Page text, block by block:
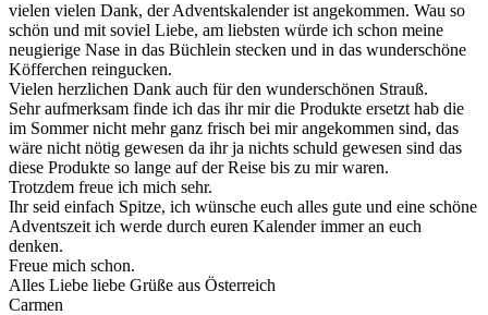
vielen vielen Dank, der Adventskalender ist angekommen. Wau so
schön und mit soviel Liebe, am liebsten würde ich schon meine
neugierige Nase in das Büchlein stecken und in das wunderschöne
Köfferchen reingucken.
Vielen herzlichen Dank auch für den wunderschönen Strauß.
Sehr aufmerksam finde ich das ihr mir die Produkte ersetzt hab die
im Sommer nicht mehr ganz frisch bei mir angekommen sind, das
wäre nicht nötig gewesen da ihr ja nichts schuld gewesen sind das
diese Produkte so lange auf der Reise bis zu mir waren.
Trotzdem freue ich mich sehr.
Ihr seid einfach Spitze, ich wünsche euch alles gute und eine schöne
Adventszeit ich werde durch euren Kalender immer an euch
denken.
Freue mich schon.
Alles Liebe liebe Grüße aus Österreich
Carmen